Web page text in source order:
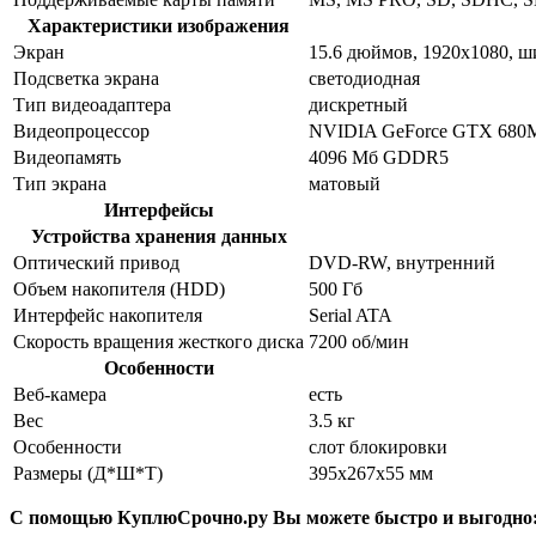
Характеристики изображения
Экран
15.6 дюймов, 1920x1080,
Подсветка экрана
светодиодная
Тип видеоадаптера
дискретный
Видеопроцессор
NVIDIA GeForce GTX
Видеопамять
4096 Мб GDDR5
Тип экрана
матовый
Интерфейсы
Устройства хранения данных
Оптический привод
DVD-RW, внутренний
Объем накопителя (HDD)
500 Гб
Интерфейс накопителя
Serial ATA
Скорость вращения жесткого диска 7200 об/мин
Особенности
Веб-камера
есть
Вес
3.5 кг
Особенности
слот блокировки
Размеры (Д*Ш*Т)
395x267x55 мм
С помощью КуплюСрочно.ру Вы можете быстро и выгодно: